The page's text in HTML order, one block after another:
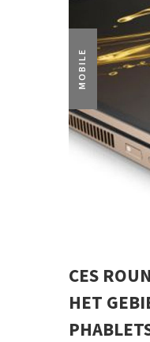
MOBILE
CES
HET